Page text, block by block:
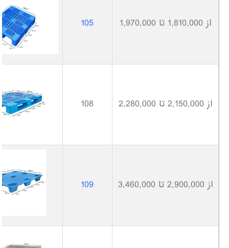
از 1,810,000 تا 1,970,000 105
از 2,150,000 تا 2,280,000 108
از 2,900,000 تا 3,460,000 109